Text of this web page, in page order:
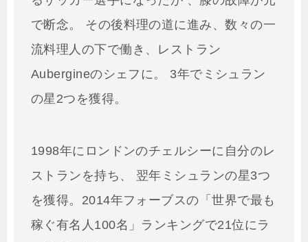
で断念。 その後料理の道に進み、数々の一
流料理人の下で働き、レストラン
Aubergineのシェフに。 3年でミシュラン
の星2つを獲得。
1998年にロンドンのチェルシーに自分のレ
ストランを持ち、 翌年ミシュランの星3つ
を獲得。2014年フォーブスの「世界で最も
稼ぐ有名人100名」ランキングで21位にラ